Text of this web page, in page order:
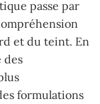
passe par
et du teint. En
des
formulations